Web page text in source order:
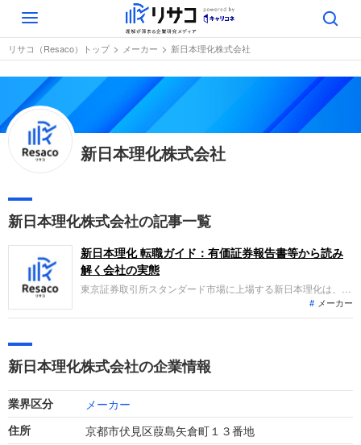
Toggle
navigation
リサコ（Resaco）トップ メーカー 新日本理化株式会社
新日本理化株式会社
新日本理化株式会社の記事一覧
新日本理化 転職ガイド：有価証券報告書等から読み
解く会社の実態
東京証券取引所スタンダード市場に上場する新日本理化は、天
然油脂を原料とする脂肪酸や高級アルコール、石油化学製品を
原料とする可塑剤などの製造販売を主力とする化学素材メーカ
確保しています。
メーカー
新日本理化株式会社の企業情報
業界区分 メーカー
住所 京都市伏見区葭島矢倉町１３番地